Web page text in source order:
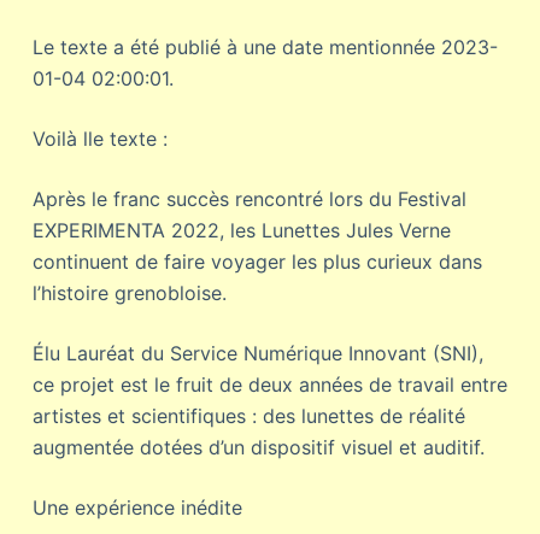
Le texte a été publié à une date mentionnée 2023-
01-04 02:00:01.
Voilà lle texte :
Après le franc succès rencontré lors du Festival
EXPERIMENTA 2022, les Lunettes Jules Verne
continuent de faire voyager les plus curieux dans
l’histoire grenobloise.
Élu Lauréat du Service Numérique Innovant (SNI),
ce projet est le fruit de deux années de travail entre
artistes et scientifiques : des lunettes de réalité
augmentée dotées d’un dispositif visuel et auditif.
Une expérience inédite